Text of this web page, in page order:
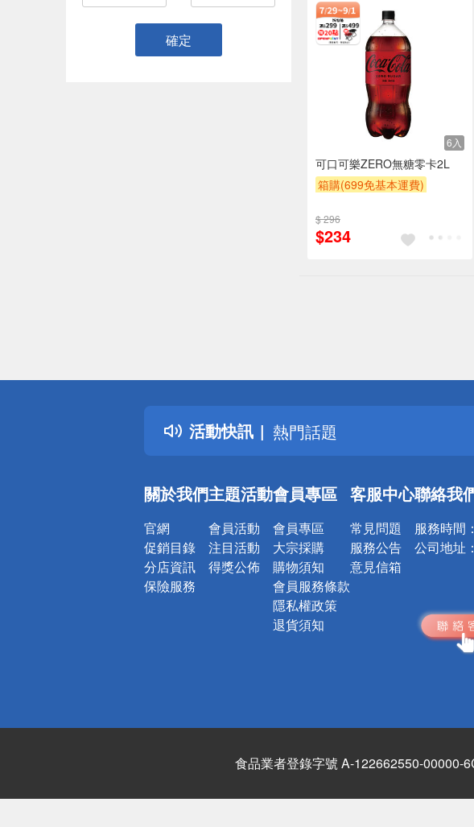
確定
6入
可口可樂ZERO無糖零卡2L
箱購(699免基本運費)
贈$200
$ 296
$234
活動快訊
詐騙網頁！請小心！
得獎公告
熱門話題
銀行優惠
詐騙網頁！請小心！
關於我們
官網
促銷目錄
分店資訊
保險服務
主題活動
會員活動
注目活動
得獎公佈
會員專區
會員專區
大宗採購
購物須知
會員服務條款
隱私權政策
退貨須知
客服中心
常見問題
服務公告
意見信箱
聯絡我
服務時間：
公司地址：
食品業者登錄字號 A-122662550-00000-6